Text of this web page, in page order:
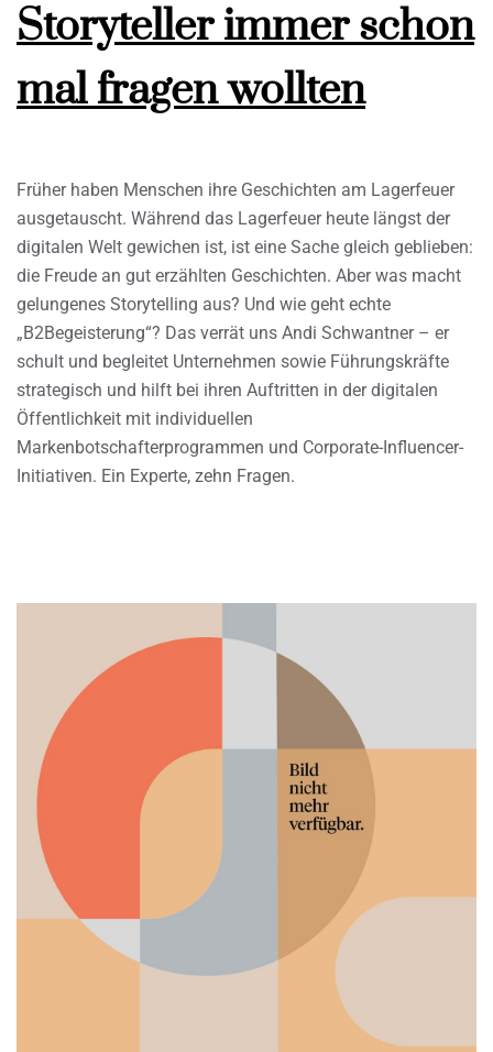
Storyteller immer schon
mal fragen wollten
Früher haben Menschen ihre Geschichten am Lagerfeuer
ausgetauscht. Während das Lagerfeuer heute längst der
digitalen Welt gewichen ist, ist eine Sache gleich geblieben:
die Freude an gut erzählten Geschichten. Aber was macht
gelungenes Storytelling aus? Und wie geht echte
„B2Begeisterung“? Das verrät uns Andi Schwantner – er
schult und begleitet Unternehmen sowie Führungskräfte
strategisch und hilft bei ihren Auftritten in der digitalen
Öffentlichkeit mit individuellen
Markenbotschafterprogrammen und Corporate-Influencer-
Initiativen. Ein Experte, zehn Fragen.